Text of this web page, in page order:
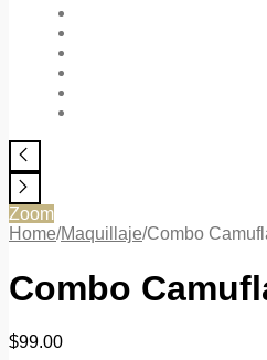
Zoom
Home/Maquillaje/Combo
Combo
$99.00